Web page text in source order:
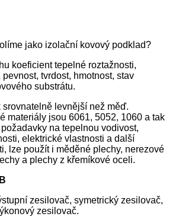
jako izolační kovový podklad?
koeficient tepelné roztažnosti,
tvrdost, hmotnost, stav
substrátu.
levnější než měď.
materiály jsou 6061, 5052, 1060 a tak
na tepelnou vodivost,
elektrické vlastnosti a další
lze použít i měděné plechy, nerezové
a plechy z křemíkové oceli.
zesilovač, symetrický zesilovač,
zesilovač.